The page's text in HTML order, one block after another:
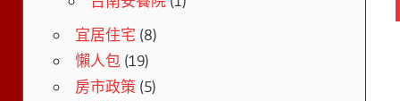
宜居住宅 (8)
懶人包(19)
房市政策(5)